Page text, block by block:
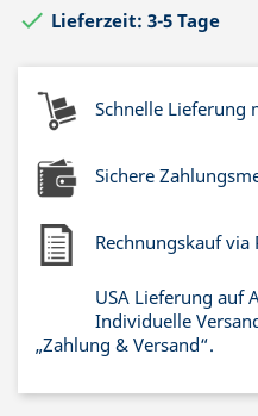
 Lieferzeit: 3-5 Tage
Schnelle Lieferung
Sichere
Rechnungskauf via
USA Lieferung auf
Individuelle
„Zahlung & Versand“.